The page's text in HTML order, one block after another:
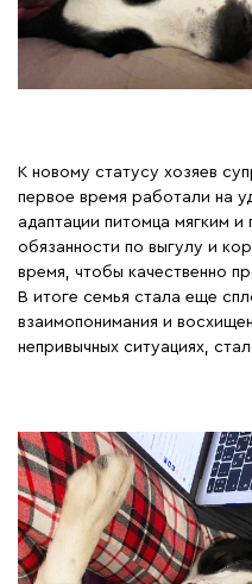
К новому статусу хозяев
первое время работали на
адаптации питомца мягким
обязанности по выгулу и
время, чтобы качественно
В итоге семья стала еще
взаимопонимания и
непривычных ситуациях,